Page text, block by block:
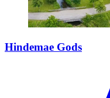
Hindemae Gods